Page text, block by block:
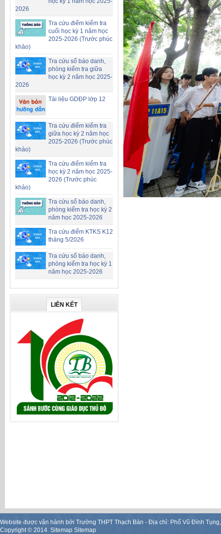
2026
Tra cứu điểm kiểm tra
cuối học kỳ 1 năm học
2025-2026 (Trước phúc
khảo)
Tra cứu số báo danh,
phòng kiểm tra giữa
học kỳ 2 năm học 2025-
2026
Tài liệu GDĐP lớp 12
Tra cứu điểm kiểm tra
giữa học kỳ 2 năm học
2025-2026 (Trước phúc
khảo)
Tra cứu điểm kiểm tra
học kỳ 2 năm học 2025-
2026 (Trước phúc
khảo)
Tra cứu số báo danh,
phòng kiểm tra học kỳ 2
năm học 2025-2026
Tra cứu điểm KTKS K12
tháng 5/2026
Tra cứu số báo danh,
phòng kiểm tra học kỳ 1
năm học 2025-2026
LIÊN KẾT
Website được vận hành bởi Trường THPT Thạch Bàn - Địa chỉ: Phố Vũ Đình
Copyright © 2014. Sitemap Sitemap